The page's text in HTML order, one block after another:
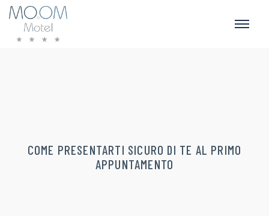
COME PRESENTARTI SICURO DI TE AL PRIMO
APPUNTAMENTO